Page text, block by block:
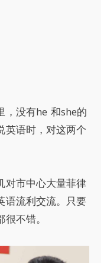
，没有he 和she的
英语时，对这两个
对市中心大量菲律
语流利交流。只要
不错。